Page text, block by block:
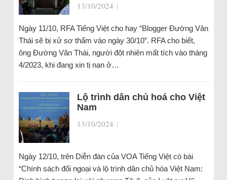
13/10/2024 |
Ngày 11/10, RFA Tiếng Việt cho hay “Blogger Đường Văn
Thái sẽ bị xử sơ thẩm vào ngày 30/10”. RFA cho biết,
ông Đường Văn Thái, người đột nhiên mất tích vào tháng
4/2023, khi đang xin tị nạn ở…
Lộ trình dân chủ hoá cho Việt
Nam
13/10/2024 |
Ngày 12/10, trên Diễn đàn của VOA Tiếng Việt có bài
“Chính sách đối ngoại và lộ trình dân chủ hóa Việt Nam: